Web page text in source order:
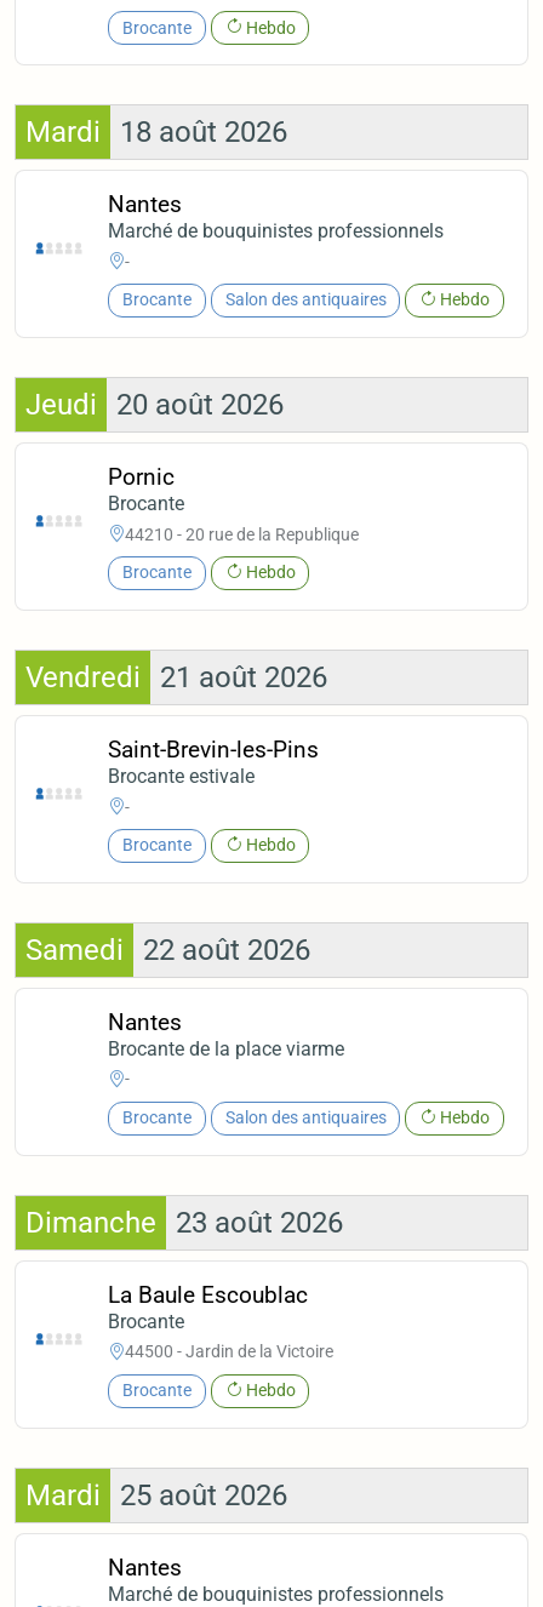
Brocante Hebdo
Mardi 18 août 2026
Nantes
Marché de bouquinistes professionnels
-
Brocante Salon des antiquaires Hebdo
Jeudi 20 août 2026
Pornic
Brocante
44210 - 20 rue de la Republique
Brocante Hebdo
Vendredi 21 août 2026
Saint-Brevin-les-Pins
Brocante estivale
-
Brocante Hebdo
Samedi 22 août 2026
Nantes
Brocante de la place viarme
-
Brocante Salon des antiquaires Hebdo
Dimanche 23 août 2026
La Baule Escoublac
Brocante
44500 - Jardin de la Victoire
Brocante Hebdo
Mardi 25 août 2026
Nantes
Marché de bouquinistes professionnels